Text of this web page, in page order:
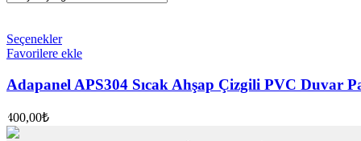
Seçenekler
Favorilere ekle
Adapanel APS304 Sıcak Ahşap Çizgili PVC Duvar
400,00₺